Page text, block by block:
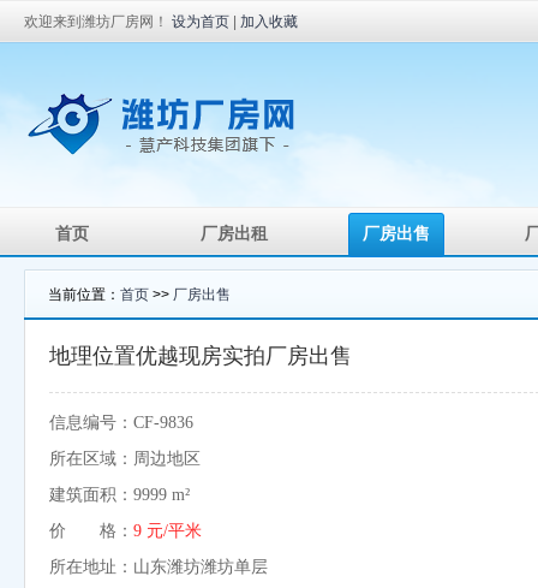
欢迎来到潍坊厂房网！ 设为首页 加入收藏
首页 厂房出租 厂房出售
当前位置： 首页 >> 厂房出售
地理位置优越现房实拍厂房出售
信息编号：CF-9836
所在区域：周边地区
建筑面积：9999 m²
价 格： 9 元/平米
所在地址：山东潍坊潍坊单层